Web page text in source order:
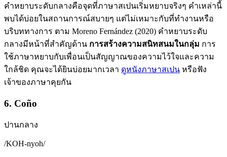
คำหยาบระดับกลางคือจุดที่ภาษาสเปนเริ่มหยาบจริงๆ คำเหล่านี้
พบได้บ่อยในสถานการณ์สบายๆ แต่ไม่เหมาะกับที่ทำงานหรือ
บริบททางการ ตาม Moreno Fernández (2020) คำหยาบระดับ
กลางมีหน้าที่สำคัญด้าน การสร้างความสนิทสนมในกลุ่ม การ
ใช้ภาษาหยาบกับเพื่อนเป็นสัญญาณของความไว้ใจและความ
ใกล้ชิด คุณจะได้ยินบ่อยมากเวลา ดูหนังภาษาสเปน หรือฟัง
เจ้าของภาษาคุยกัน
6. Coño
ปานกลาง
/KOH-nyoh/